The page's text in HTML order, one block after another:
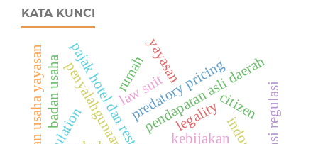
KATA KUNCI
kebijakan
pajak hotel dan restoranpendapatan asli daerah
penyalahgunaanpredatory pricing
legalitycitizen
law suit
badan usaha yayasan
kegiatan usaha yayasan rumah